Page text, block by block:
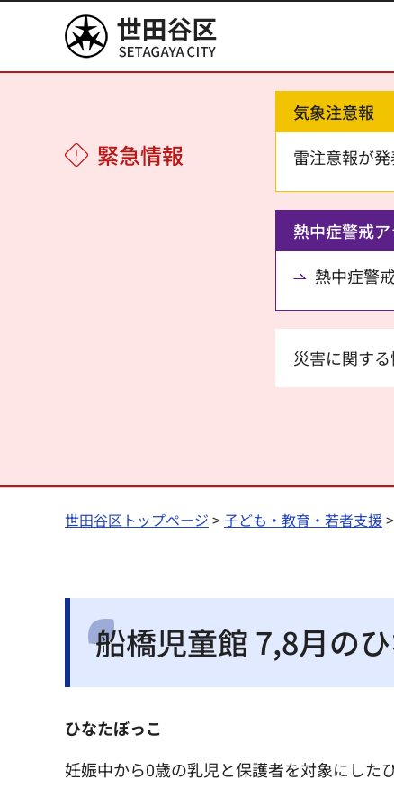
世田谷区
緊急情報
気象注意報
雷注意報が発
熱中症警戒
熱中症警
災害に関する
世田谷区トップページ >子ども・教育・若者支援>
船橋児童館 7,8月の
ひなたぼっこ
妊娠中から0歳の乳児と保護者を対象にした